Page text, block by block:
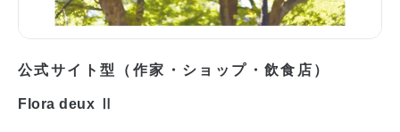
公式サイト型（作家・ショップ・飲食店）
Flora deux Ⅱ